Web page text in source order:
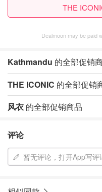
THE
Dealmoon may be paid
Kathmandu 的全部促销
THE ICONIC 的全部促销
风衣 的全部促销商品
评论
暂无评论，打开App写评